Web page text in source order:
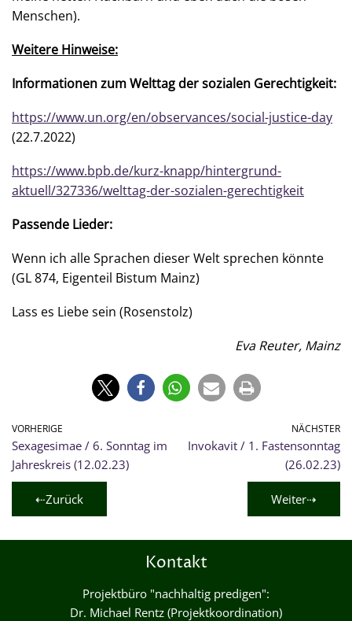
Menschen).
Weitere Hinweise:
Informationen zum Welttag der sozialen Gerechtigkeit:
https://www.un.org/en/observances/social-justice-day
(22.7.2022)
https://www.bpb.de/kurz-knapp/hintergrund-
aktuell/327336/welttag-der-sozialen-gerechtigkeit
Passende Lieder:
Wenn ich alle Sprachen dieser Welt sprechen könnte
(GL 874, Eigenteil Bistum Mainz)
Lass es Liebe sein (Rosenstolz)
Eva Reuter, Mainz
VORHERIGE
Sexagesimae / 6. Sonntag im
Jahreskreis (12.02.23)
NÄCHSTER
Invokavit / 1. Fastensonntag
(26.02.23)
⇠Zurück Weiter⇢
Kontakt
Projektbüro "nachhaltig predigen":
Dr. Michael Rentz (Projektkoordination)